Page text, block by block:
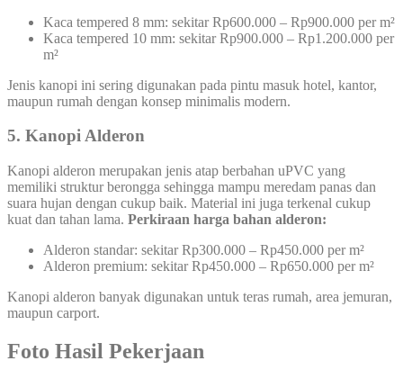
Kaca tempered 8 mm: sekitar Rp600.000 – Rp900.000 per m²
Kaca tempered 10 mm: sekitar Rp900.000 – Rp1.200.000 per
m²
Jenis kanopi ini sering digunakan pada pintu masuk hotel, kantor,
maupun rumah dengan konsep minimalis modern.
5. Kanopi Alderon
Kanopi alderon merupakan jenis atap berbahan uPVC yang
memiliki struktur berongga sehingga mampu meredam panas dan
suara hujan dengan cukup baik. Material ini juga terkenal cukup
kuat dan tahan lama. Perkiraan harga bahan alderon:
Alderon standar: sekitar Rp300.000 – Rp450.000 per m²
Alderon premium: sekitar Rp450.000 – Rp650.000 per m²
Kanopi alderon banyak digunakan untuk teras rumah, area jemuran,
maupun carport.
Foto Hasil Pekerjaan